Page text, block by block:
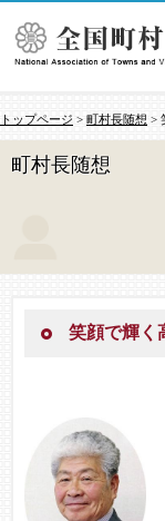
トップページ > 町村長随想 >
町村長随想
笑顔で輝く